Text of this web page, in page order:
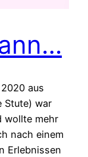
aus
Stute) war
wollte mehr
nach einem
Erlebnissen